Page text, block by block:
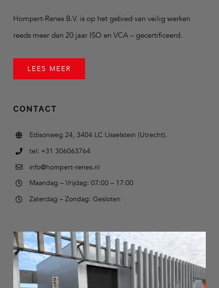
Hompert-Renes B.V. is op het gebied van veilig werken
reeds meer dan 20 jaar ISO en VCA – gecertificeerd.
LEES MEER
CONTACT
Edisonweg 24, 3404 LC IJsselstein (Utrecht).
tel: +31 306063764
info@hompert-renes.nl
Maandag – Vrijdag: 07:00 – 17:00
Zaterdag – Zondag: Gesloten